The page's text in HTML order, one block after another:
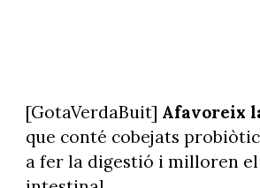
[GotaVerdaBuit] Afavoreix
que conté cobejats
a fer la digestió i milloren